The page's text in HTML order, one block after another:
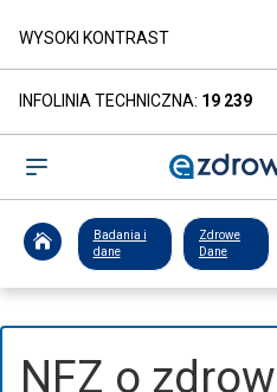
NFZ
o
zdrowiu.
Astma
WYSOKI KONTRAST
INFOLINIA TECHNICZNA: 19 239
Otwórz
Badania i
dane
Zdrowe
Dane
NFZ o